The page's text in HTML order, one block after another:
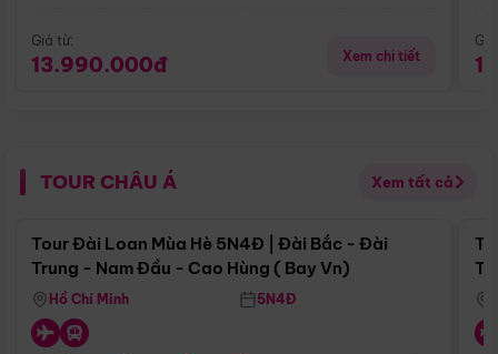
Giá từ:
13.990.000đ Xem chi tiết
TOUR CHÂU Á Xem tất cả
Điểm nổi bật
Tour Đài Loan Mùa Hè 5N4Đ | Đài Bắc - Đài
Trung - Nam Đầu - Cao Hùng ( Bay Vn)
Hồ Chí Minh 5N4Đ